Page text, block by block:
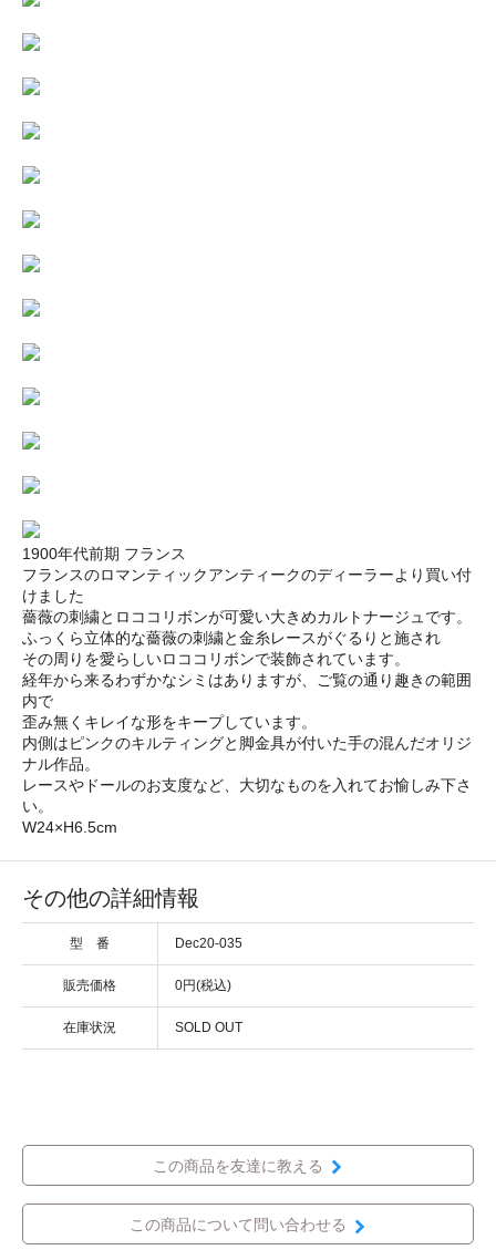
1900年代前期 フランス
フランスのロマンティックアンティークのディーラーより買い付
けました
薔薇の刺繍とロココリボンが可愛い大きめカルトナージュです。
ふっくら立体的な薔薇の刺繍と金糸レースがぐるりと施され
その周りを愛らしいロココリボンで装飾されています。
経年から来るわずかなシミはありますが、ご覧の通り趣きの範囲
内で
歪み無くキレイな形をキープしています。
内側はピンクのキルティングと脚金具が付いた手の混んだオリジ
ナル作品。
レースやドールのお支度など、大切なものを入れてお愉しみ下さ
い。
W24×H6.5cm
その他の詳細情報
型 番 Dec20-035
販売価格 0円(税込)
在庫状況 SOLD OUT
この商品を友達に教える
この商品について問い合わせる